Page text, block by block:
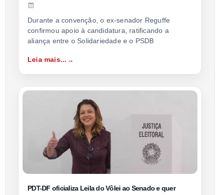
Durante a convenção, o ex-senador Reguffe
confirmou apoio à candidatura, ratificando a
aliança entre o Solidariedade e o PSDB
Leia mais...
PDT-DF oficializa Leila do Vôlei ao Senado e quer